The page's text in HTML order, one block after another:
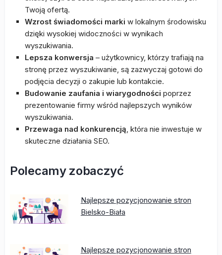
Twoją ofertą.
Wzrost świadomości marki w lokalnym środowisku
dzięki wysokiej widoczności w wynikach
wyszukiwania.
Lepsza konwersja – użytkownicy, którzy trafiają na
stronę przez wyszukiwanie, są zazwyczaj gotowi do
podjęcia decyzji o zakupie lub kontakcie.
Budowanie zaufania i wiarygodności poprzez
prezentowanie firmy wśród najlepszych wyników
wyszukiwania.
Przewaga nad konkurencją, która nie inwestuje w
skuteczne działania SEO.
Polecamy zobaczyć
Najlepsze pozycjonowanie stron
Bielsko-Biała
Najlepsze pozycjonowanie stron